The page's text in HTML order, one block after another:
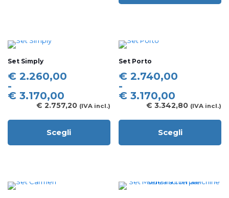
opzioni
essere
scelte
nella
pagina
del
prodotto
Le
possono
essere
nella
prodotto
Set Simply
€ 2.260,00
-
€ 3.170,00
Fascia
di
prezzo:
a
€ 3.170,00
€ 2.757,20 (IVA incl.)
Scegli
prodotto
Le
Set Porto
€ 2.740,00
-
€ 3.170,00
Fascia
di
prezzo:
a
€ 3.170,00
€ 3.342,80 (IVA incl.)
Scegli
prodotto
Le